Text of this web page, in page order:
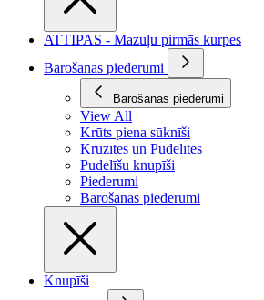
ATTIPAS - Mazuļu pirmās kurpes
Barošanas piederumi
Barošanas piederumi
View All
Krūts piena sūknīši
Krūzītes un Pudelītes
Pudelīšu knupīši
Piederumi
Barošanas piederumi
Knupīši